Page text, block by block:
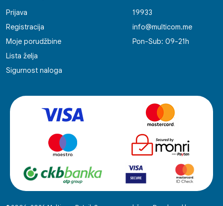
Prijava
Registracija
Moje porudžbine
Lista želja
Sigurnost naloga
19933
info@multicom.me
Pon-Sub: 09-21h